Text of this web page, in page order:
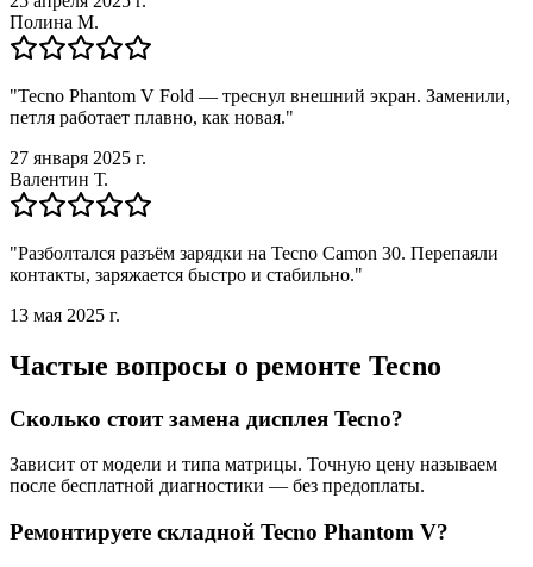
Полина М.
"Tecno Phantom V Fold — треснул внешний экран. Заменили,
петля работает плавно, как новая."
27 января 2025 г.
Валентин Т.
"Разболтался разъём зарядки на Tecno Camon 30. Перепаяли
контакты, заряжается быстро и стабильно."
13 мая 2025 г.
Частые вопросы о ремонте Tecno
Сколько стоит замена дисплея Tecno?
Зависит от модели и типа матрицы. Точную цену называем
после бесплатной диагностики — без предоплаты.
Ремонтируете складной Tecno Phantom V?